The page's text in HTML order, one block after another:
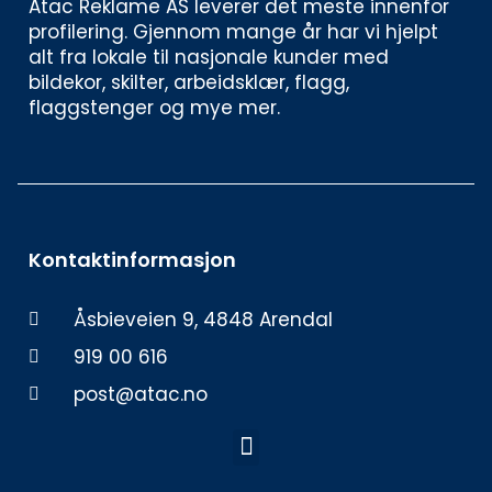
Atac Reklame AS leverer det meste innenfor
profilering. Gjennom mange år har vi hjelpt
alt fra lokale til nasjonale kunder med
bildekor, skilter, arbeidsklær, flagg,
flaggstenger og mye mer.
Kontaktinformasjon
Åsbieveien 9, 4848 Arendal
919 00 616
post@atac.no
Meny